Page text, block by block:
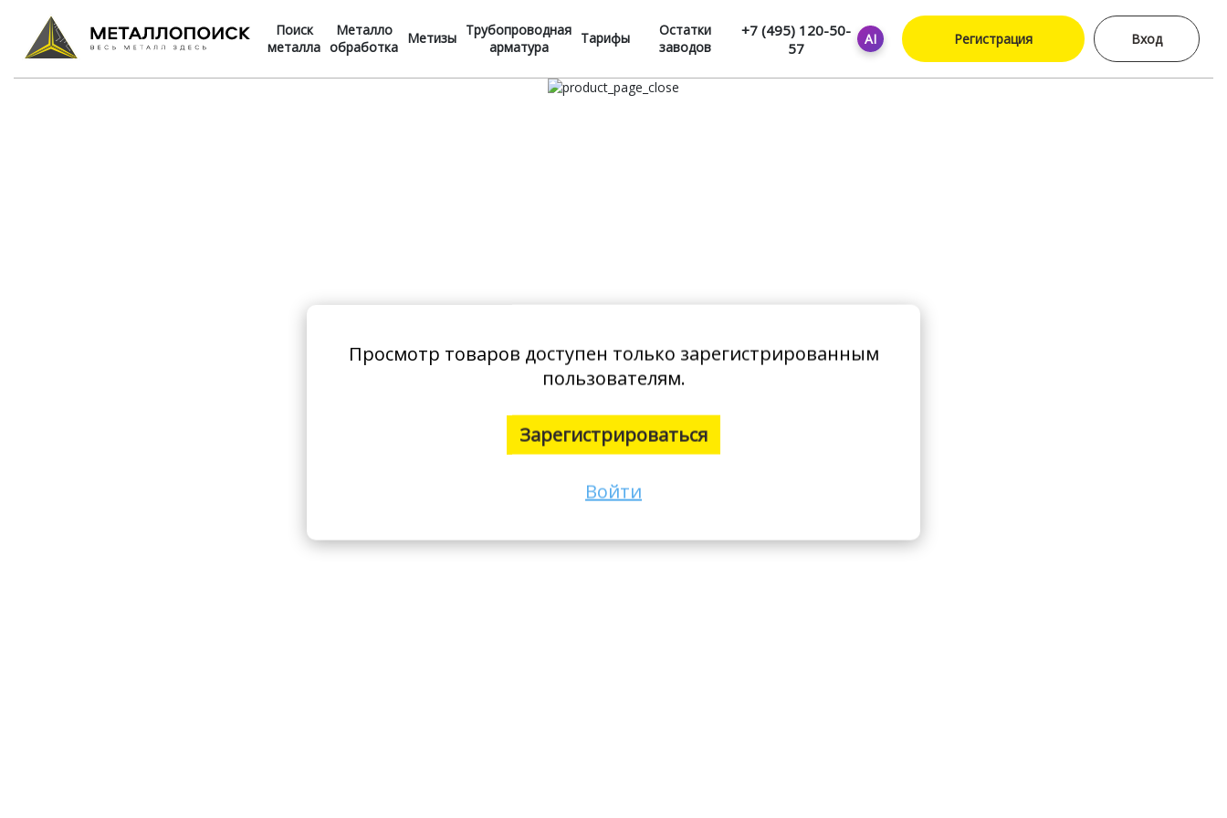
Поиск
металла
Металло
обработка Метизы Трубопроводная
арматура
Тарифы
Остатки
заводов
+7 (495) 120-50-
57
AI Регистрация Вход
Просмотр товаров доступен только зарегистрированным
пользователям.
Зарегистрироваться
Войти